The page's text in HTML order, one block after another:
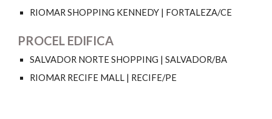
RIOMAR SHOPPING KENNEDY | FORTALEZA/CE
PROCEL EDIFICA
SALVADOR NORTE SHOPPING | SALVADOR/BA
RIOMAR RECIFE MALL | RECIFE/PE